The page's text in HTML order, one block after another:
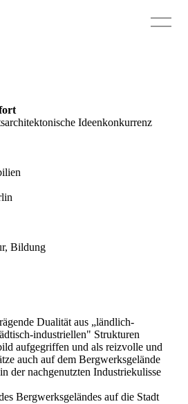
Ideenkonkurrenz
Bildung
Dualität aus „ländlich-
industriellen" Strukturen
aufgegriffen und als reizvolle und
auch auf dem Bergwerksgelände
der nachgenutzten Industriekulisse
Bergwerksgeländes auf die Stadt